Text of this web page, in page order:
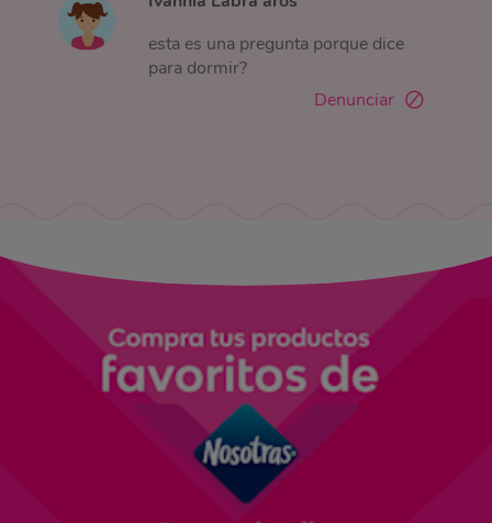
esta es una pregunta porque dice
para dormir?
Denunciar